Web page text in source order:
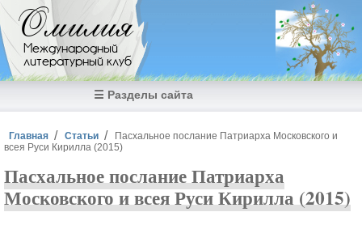
Перейти к основному содержанию
Омилия
Международный
литературный клуб
☰ Разделы сайта
Вы здесь
Главная Статьи
Пасхальное послание Патриарха Московского и
всея Руси Кирилла (2015)
Пасхальное послание Патриарха
Московского и всея Руси Кирилла (2015)